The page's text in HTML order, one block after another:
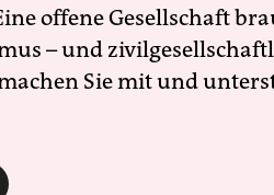
offene Gesellschaft
– und
Sie mit und